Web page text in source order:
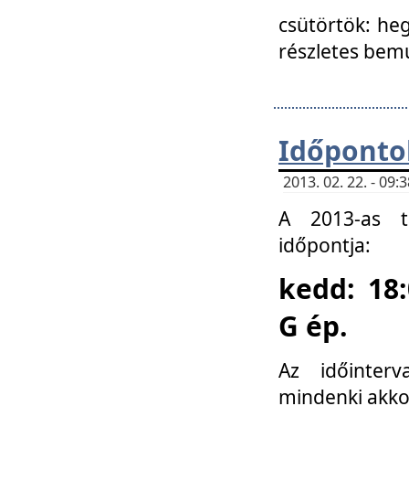
csütörtök:
részletes
2013. 02. 22. -
A 2013-as
időpontja:
kedd:
G ép.
Az
mindenki